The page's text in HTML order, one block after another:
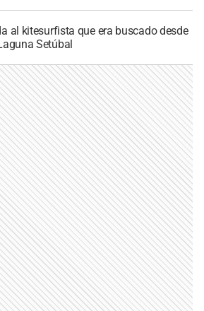
al kitesurfista que era buscado desde
Setúbal